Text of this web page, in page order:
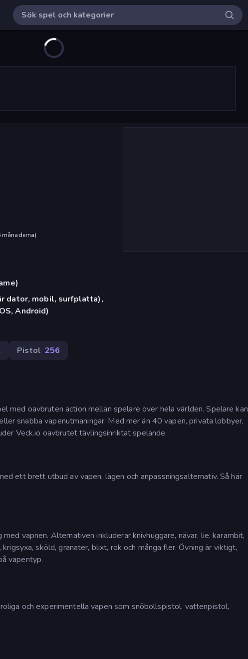
)
dator, mobil, surfplatta),
Android)
Pistol 256
med oavbruten action mellan spelare över hela världen. Spelare kan
snabba vapenutmaningar. Med mer än 40 vapen, privata lobbyer,
Veck.io oavbrutet tävlingsinriktat spelande.
ett brett utbud av vapen, lägen och anpassningsalternativ. Så här
vapnen. Alternativen inkluderar knivhuggare, nävar, lie, karambit,
sköld, granater, blixt, rök och många fler. Övning är viktigt,
vapentyp.
och experimentella vapen som snöbollspistol, vattenpistol,